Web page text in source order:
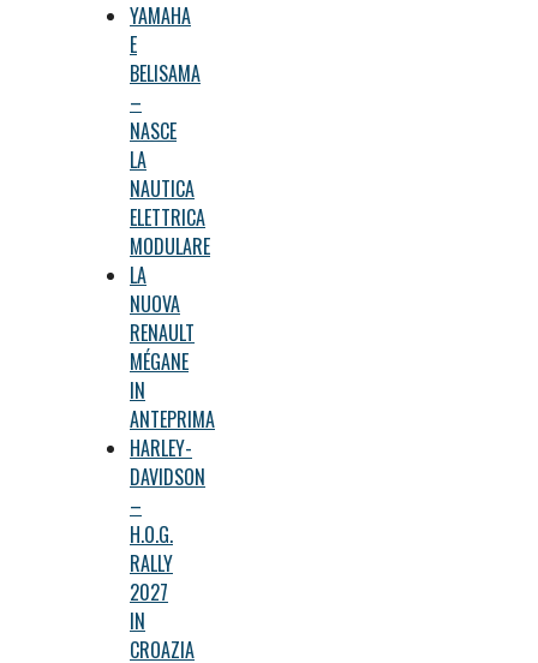
YAMAHA
E
BELISAMA
–
NASCE
LA
NAUTICA
ELETTRICA
MODULARE
LA
NUOVA
RENAULT
MÉGANE
IN
ANTEPRIMA
HARLEY-
DAVIDSON
–
H.O.G.
RALLY
2027
IN
CROAZIA